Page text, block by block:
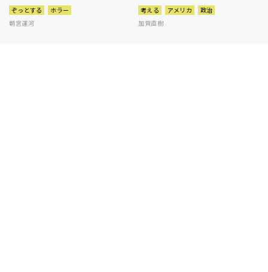
ぞっとする
ホラー
朝宮運河
考える アメリカ
政治
加賀直樹